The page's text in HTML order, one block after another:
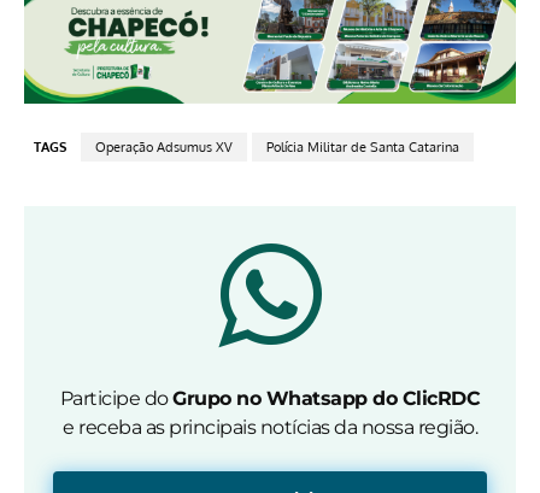
TAGS Operação Adsumus XV Polícia Militar de Santa Catarina
Participe doGrupo no Whatsapp do ClicRDC
e receba as principais notícias da nossa região.